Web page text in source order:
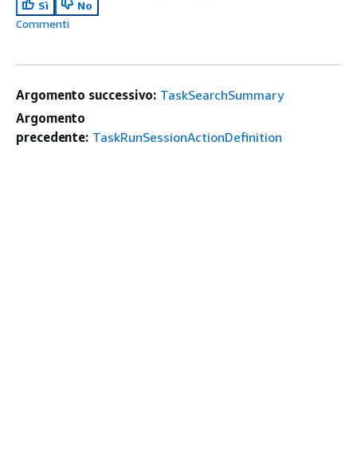
Sì
No
Commenti
Argomento successivo: TaskSearchSummary
Argomento
precedente: TaskRunSessionActionDefinition